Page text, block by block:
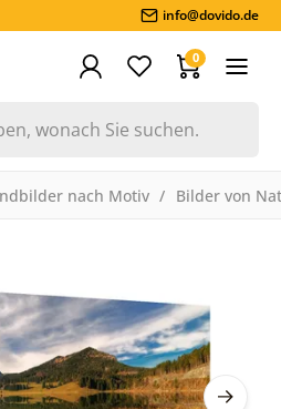
info@dovido.de
0
nach Motiv Bilder von